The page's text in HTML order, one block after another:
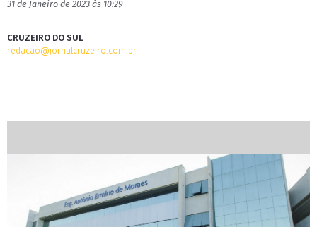
31 de Janeiro de 2023 às 10:29
CRUZEIRO DO SUL
redacao@jornalcruzeiro.com.br